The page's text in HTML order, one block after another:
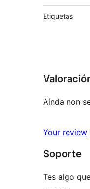
Etiquetas
Aínda non
Your review
Soporte
Tes algo